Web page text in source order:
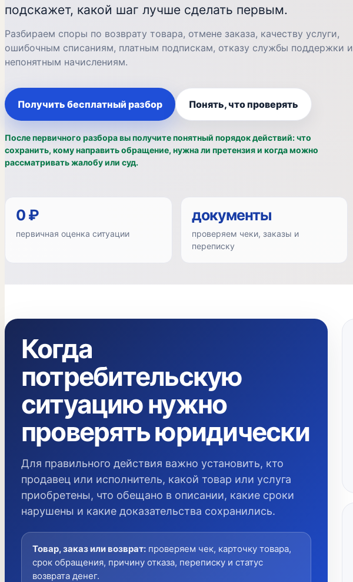
подскажет, какой шаг лучше сделать первым.
Разбираем споры по возврату товара, отмене заказа, качеству услуги,
ошибочным списаниям, платным подпискам, отказу службы поддержки и
непонятным начислениям.
Получить бесплатный разбор Понять, что проверять
После первичного разбора вы получите понятный порядок действий: что
сохранить, кому направить обращение, нужна ли претензия и когда можно
рассматривать жалобу или суд.
0 ₽
первичная оценка ситуации
документы
проверяем чеки, заказы и
переписку
Когда
потребительскую
ситуацию нужно
проверять юридически
Для правильного действия важно установить, кто
продавец или исполнитель, какой товар или услуга
приобретены, что обещано в описании, какие сроки
нарушены и какие доказательства сохранились.
Товар, заказ или возврат: проверяем чек, карточку товара,
срок обращения, причину отказа, переписку и статус
возврата денег.